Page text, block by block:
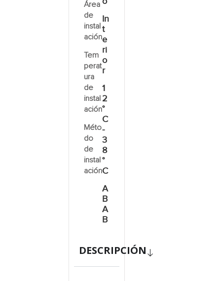
Área
de
instal
ación
Tem
perat
ura
de
instal
ación
Méto
do
de
instal
ación
In
t
e
ri
o
r
1
2
°
C
-
3
8
°
C
A
B
A
B
DESCRIPCIÓN